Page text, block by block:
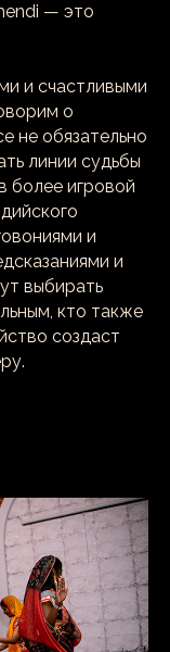
— это
и счастливыми
о
не обязательно
линии судьбы
более игровой
и
и
выбирать
кто также
создаст